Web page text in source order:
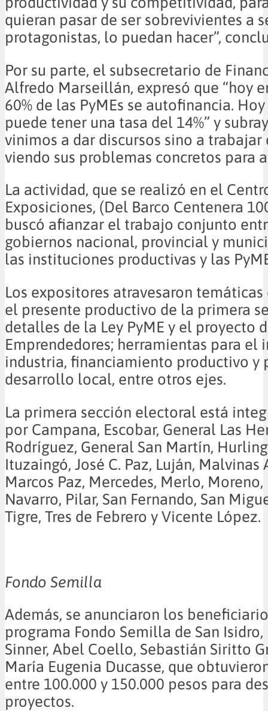
quieran pasar de ser sobrevivientes a
protagonistas, lo puedan hacer”,
Por su parte, el subsecretario de
Alfredo Marseillán, expresó que “hoy
60% de las PyMEs se autofinancia.
puede tener una tasa del 14%” y
vinimos a dar discursos sino a trabajar
viendo sus problemas concretos para
La actividad, que se realizó en el
Exposiciones, (Del Barco Centenera
buscó afianzar el trabajo conjunto
gobiernos nacional, provincial y
las instituciones productivas y las
Los expositores atravesaron temáticas
el presente productivo de la primera
detalles de la Ley PyME y el proyecto
Emprendedores; herramientas para el
industria, financiamiento productivo y
desarrollo local, entre otros ejes.
La primera sección electoral está
por Campana, Escobar, General Las
Rodríguez, General San Martín,
Ituzaingó, José C. Paz, Luján, Malvinas
Marcos Paz, Mercedes, Merlo,
Navarro, Pilar, San Fernando, San
Tigre, Tres de Febrero y Vicente López.
Fondo Semilla
Además, se anunciaron los
programa Fondo Semilla de San Isidro,
Sinner, Abel Coello, Sebastián Siritto
María Eugenia Ducasse, que
entre 100.000 y 150.000 pesos para
proyectos.